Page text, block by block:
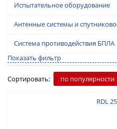
Испытательное оборудование
Антенные системы и
Система противодействия БПЛА
Показать фильтр
Сортировать: по популярности
RDL